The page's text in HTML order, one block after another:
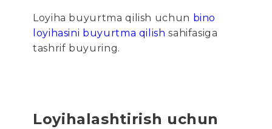
Loyiha buyurtma qilish uchun bino
loyihasini buyurtma qilish sahifasiga
tashrif buyuring.
Loyihalashtirish uchun